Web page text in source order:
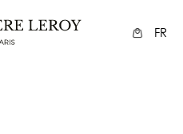
FR